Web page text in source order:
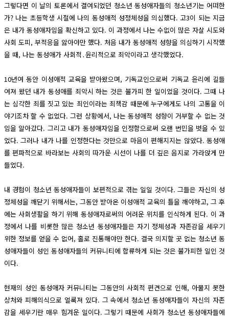
그렇다면 이 날의 토론에서 결여되었던 청소년 동성애자들의 청소년기는 어떠한
가? 나는 초등학생 시절에 나의 동성애적 성정체성을 의심했다. 고3이 되는 지금
은 내가 동성애자임을 확신하고 있다. 이 과정에서 나는 수없이 많은 자살 시도와
사회 도피, 부적응을 앓아야만 했다. 처음 내가 동성애적 성향을 의심하기 시작했
을 때, 나는 동성애가 사회적․윤리적으로 죄악이라고 생각했었다.
10년여 동안 이성애적 교육을 받아왔으며, 기독교인으로써 기독교 윤리에 길들
여져 왔던 내가 동성애를 죄악시 하는 것은 불가피 한 일이었을 것이다. 그때 나
는 심각한 죄를 짓고 있는 죄인이라는 죄책감 때문에 누구에게도 나의 고통을 이
야기조차 할 수 없었다. 그런 상황에서, 나는 동성애적 성향이 거부할 수 없는 것
임을 알아갔다. 그리고 내가 동성애자임을 인정함으로써 오랜 번민을 벗을 수 있
었다. 그러나 내가 나를 인정한다는 것만으로 마음이 편해지지는 않았다. 동성애
를 편파적으로 바라보는 사회의 따가운 시선이 나를 더 깊은 음지로 가라앉게 만
들었다.
내 경험이 청소년 동성애자들이 보편적으로 겪는 일일 것이다. 그들은 자신의 성
정체성을 깨닫기 위해서는, 그동안 받아온 이성애적 교육의 틀을 깨야하고, 그 후
에는 사회생활을 하기 위해 동성애자로써의 어려운 위치를 인식하게 된다. 이 과
정에서 나를 비롯한 많은 청소년 동성애자들은 자기 정체성과 자존감을 세우기
위한 정보를 얻을 수 없어, 홀로 진통해야만 한다. 결국 의지할 곳 없는 청소년 동
성애자들이 성인 동성애자들의 커뮤니티에 합류하게 되는 것은 불가피한 일인 것
이다.
현재의 성인 동성애자 커뮤니티는 그동안의 사회적 편견으로 인해, 아물지 못한
상처와 피해의식으로 얼룩져 있다. 그 속에서 청소년 동성애자들이 자신의 자존
감을 세우기란 매우 힘겨운 일이다. 그렇기 때문에 사회가 청소년 동성애자들에